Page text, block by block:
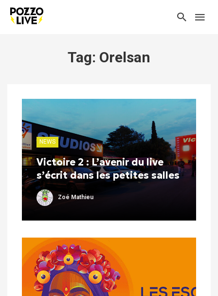
Tag: Orelsan
NEWS
Victoire 2 : L’avenir du live
s’écrit dans les petites salles
Zoé Mathieu